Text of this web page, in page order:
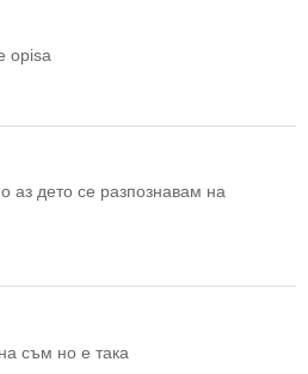
opisa
аз дето се разпознавам на
съм но е така